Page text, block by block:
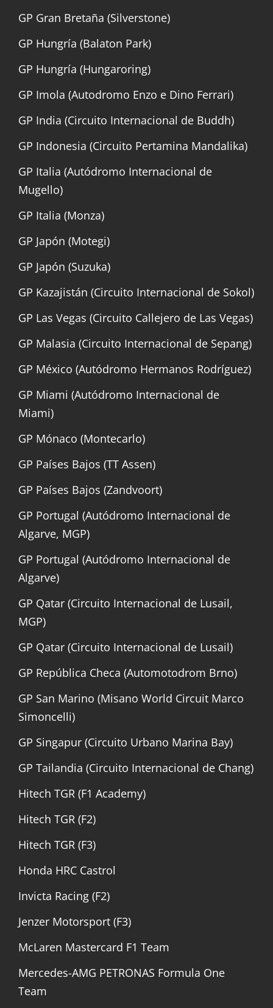
GP Gran Bretaña (Silverstone)
GP Hungría (Balaton Park)
GP Hungría (Hungaroring)
GP Imola (Autodromo Enzo e Dino Ferrari)
GP India (Circuito Internacional de Buddh)
GP Indonesia (Circuito Pertamina Mandalika)
GP Italia (Autódromo Internacional de
Mugello)
GP Italia (Monza)
GP Japón (Motegi)
GP Japón (Suzuka)
GP Kazajistán (Circuito Internacional de Sokol)
GP Las Vegas (Circuito Callejero de Las Vegas)
GP Malasia (Circuito Internacional de Sepang)
GP México (Autódromo Hermanos Rodríguez)
GP Miami (Autódromo Internacional de
Miami)
GP Mónaco (Montecarlo)
GP Países Bajos (TT Assen)
GP Países Bajos (Zandvoort)
GP Portugal (Autódromo Internacional de
Algarve, MGP)
GP Portugal (Autódromo Internacional de
Algarve)
GP Qatar (Circuito Internacional de Lusail,
MGP)
GP Qatar (Circuito Internacional de Lusail)
GP República Checa (Automotodrom Brno)
GP San Marino (Misano World Circuit Marco
Simoncelli)
GP Singapur (Circuito Urbano Marina Bay)
GP Tailandia (Circuito Internacional de Chang)
Hitech TGR (F1 Academy)
Hitech TGR (F2)
Hitech TGR (F3)
Honda HRC Castrol
Invicta Racing (F2)
Jenzer Motorsport (F3)
McLaren Mastercard F1 Team
Mercedes-AMG PETRONAS Formula One
Team